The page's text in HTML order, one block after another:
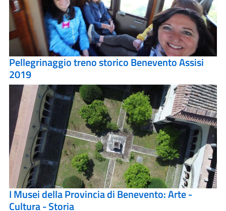
Pellegrinaggio treno storico Benevento Assisi
2019
I Musei della Provincia di Benevento: Arte -
Cultura - Storia